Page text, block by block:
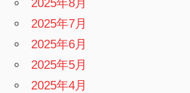
2025年8月
2025年7月
2025年6月
2025年5月
2025年4月